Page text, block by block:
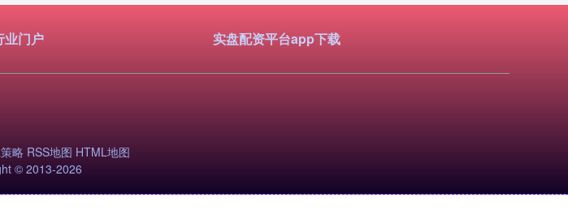
业门户 实盘配资平台app下载
略 RSS地图 HTML地图
© 2013-2026